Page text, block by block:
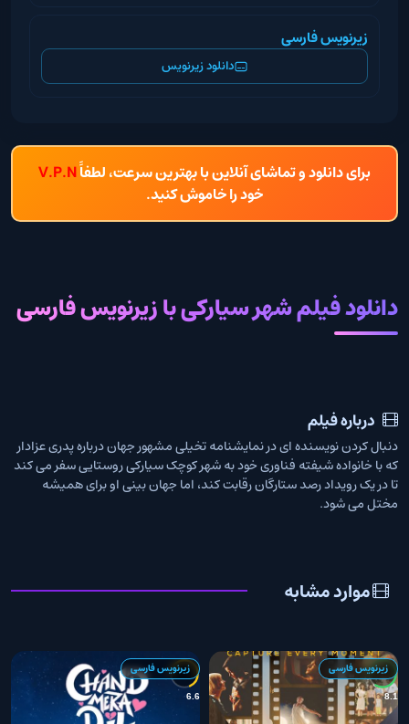
زیرنویس فارسی
دانلود زیرنویس
برای دانلود و تماشای آنلاین با بهترین سرعت، لطفاًV.P.N
خود را خاموش کنید.
دانلود فیلم شهر سیارکی با زیرنویس فارسی
درباره فیلم
دنبال کردن نویسنده ای در نمایشنامه تخیلی مشهور جهان درباره پدری عزادار
که با خانواده شیفته فناوری خود به شهر کوچک سیارکی روستایی سفر می کند
تا در یک رویداد رصد ستارگان رقابت کند، اما جهان بینی او برای همیشه
مختل می شود.
موارد مشابه
8.1
زیرنویس فارسی
6.6
زیرنویس فارسی